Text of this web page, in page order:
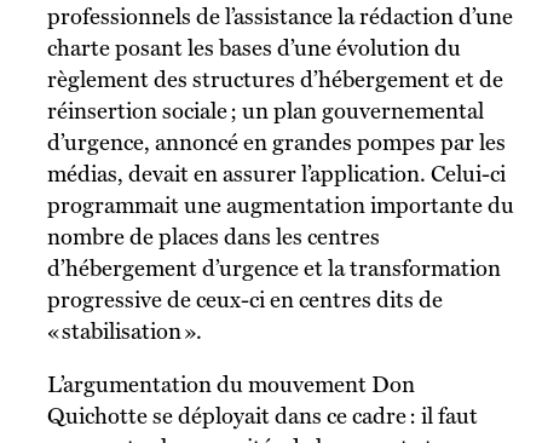
professionnels de l’assistance la rédaction d’une
charte posant les bases d’une évolution du
règlement des structures d’hébergement et de
réinsertion sociale ; un plan gouvernemental
d’urgence, annoncé en grandes pompes par les
médias, devait en assurer l’application. Celui-ci
programmait une augmentation importante du
nombre de places dans les centres
d’hébergement d’urgence et la transformation
progressive de ceux-ci en centres dits de
« stabilisation ».
L’argumentation du mouvement Don
Quichotte se déployait dans ce cadre : il faut